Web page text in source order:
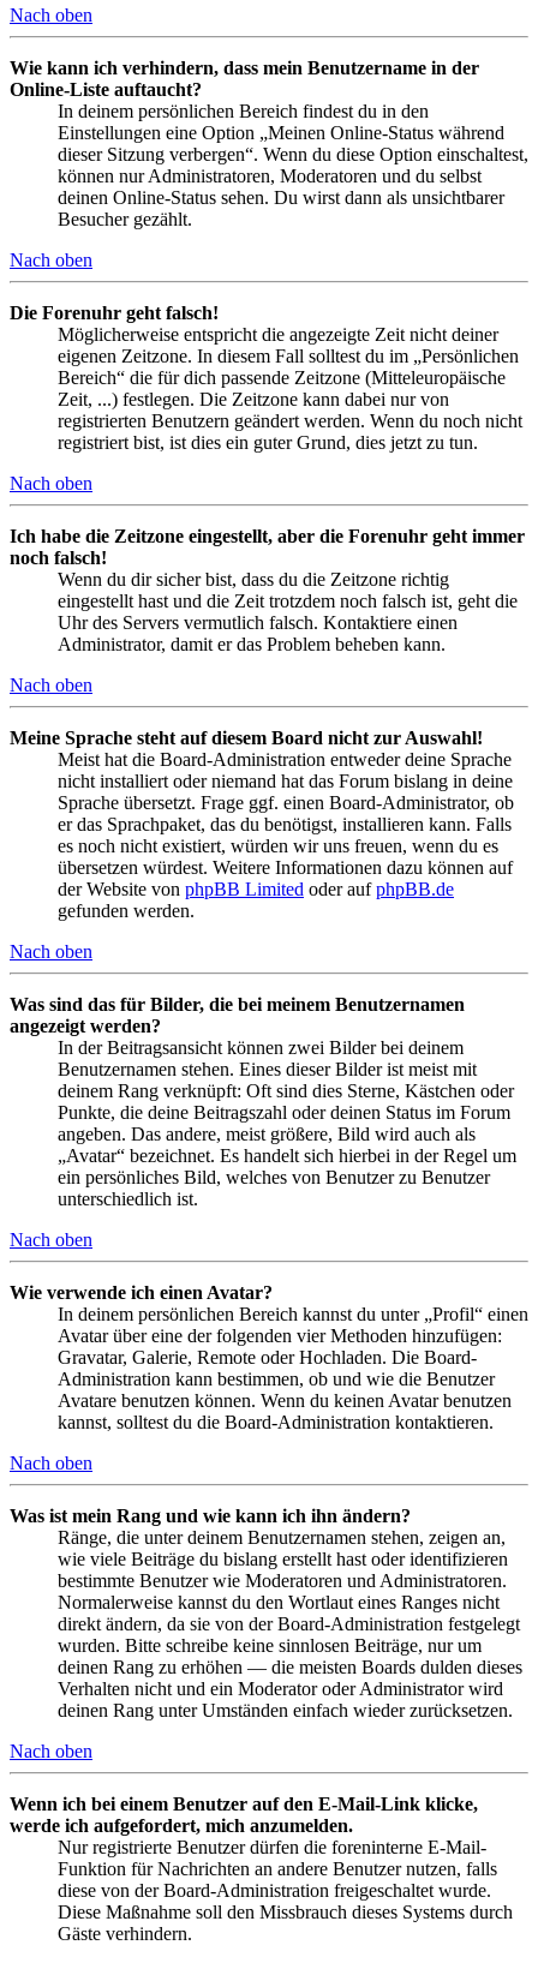
Nach oben
Wie kann ich verhindern, dass mein Benutzername in der
Online-Liste auftaucht?
In deinem persönlichen Bereich findest du in den
Einstellungen eine Option „Meinen Online-Status während
dieser Sitzung verbergen“. Wenn du diese Option einschaltest,
können nur Administratoren, Moderatoren und du selbst
deinen Online-Status sehen. Du wirst dann als unsichtbarer
Besucher gezählt.
Nach oben
Die Forenuhr geht falsch!
Möglicherweise entspricht die angezeigte Zeit nicht deiner
eigenen Zeitzone. In diesem Fall solltest du im „Persönlichen
Bereich“ die für dich passende Zeitzone (Mitteleuropäische
Zeit, ...) festlegen. Die Zeitzone kann dabei nur von
registrierten Benutzern geändert werden. Wenn du noch nicht
registriert bist, ist dies ein guter Grund, dies jetzt zu tun.
Nach oben
Ich habe die Zeitzone eingestellt, aber die Forenuhr geht immer
noch falsch!
Wenn du dir sicher bist, dass du die Zeitzone richtig
eingestellt hast und die Zeit trotzdem noch falsch ist, geht die
Uhr des Servers vermutlich falsch. Kontaktiere einen
Administrator, damit er das Problem beheben kann.
Nach oben
Meine Sprache steht auf diesem Board nicht zur Auswahl!
Meist hat die Board-Administration entweder deine Sprache
nicht installiert oder niemand hat das Forum bislang in deine
Sprache übersetzt. Frage ggf. einen Board-Administrator, ob
er das Sprachpaket, das du benötigst, installieren kann. Falls
es noch nicht existiert, würden wir uns freuen, wenn du es
übersetzen würdest. Weitere Informationen dazu können auf
der Website von phpBB Limited oder aufphpBB.de
gefunden werden.
Nach oben
Was sind das für Bilder, die bei meinem Benutzernamen
angezeigt werden?
In der Beitragsansicht können zwei Bilder bei deinem
Benutzernamen stehen. Eines dieser Bilder ist meist mit
deinem Rang verknüpft: Oft sind dies Sterne, Kästchen oder
Punkte, die deine Beitragszahl oder deinen Status im Forum
angeben. Das andere, meist größere, Bild wird auch als
„Avatar“ bezeichnet. Es handelt sich hierbei in der Regel um
ein persönliches Bild, welches von Benutzer zu Benutzer
unterschiedlich ist.
Nach oben
Wie verwende ich einen Avatar?
In deinem persönlichen Bereich kannst du unter „Profil“ einen
Avatar über eine der folgenden vier Methoden hinzufügen:
Gravatar, Galerie, Remote oder Hochladen. Die Board-
Administration kann bestimmen, ob und wie die Benutzer
Avatare benutzen können. Wenn du keinen Avatar benutzen
kannst, solltest du die Board-Administration kontaktieren.
Nach oben
Was ist mein Rang und wie kann ich ihn ändern?
Ränge, die unter deinem Benutzernamen stehen, zeigen an,
wie viele Beiträge du bislang erstellt hast oder identifizieren
bestimmte Benutzer wie Moderatoren und Administratoren.
Normalerweise kannst du den Wortlaut eines Ranges nicht
direkt ändern, da sie von der Board-Administration festgelegt
wurden. Bitte schreibe keine sinnlosen Beiträge, nur um
deinen Rang zu erhöhen — die meisten Boards dulden dieses
Verhalten nicht und ein Moderator oder Administrator wird
deinen Rang unter Umständen einfach wieder zurücksetzen.
Nach oben
Wenn ich bei einem Benutzer auf den E-Mail-Link klicke,
werde ich aufgefordert, mich anzumelden.
Nur registrierte Benutzer dürfen die foreninterne E-Mail-
Funktion für Nachrichten an andere Benutzer nutzen, falls
diese von der Board-Administration freigeschaltet wurde.
Diese Maßnahme soll den Missbrauch dieses Systems durch
Gäste verhindern.